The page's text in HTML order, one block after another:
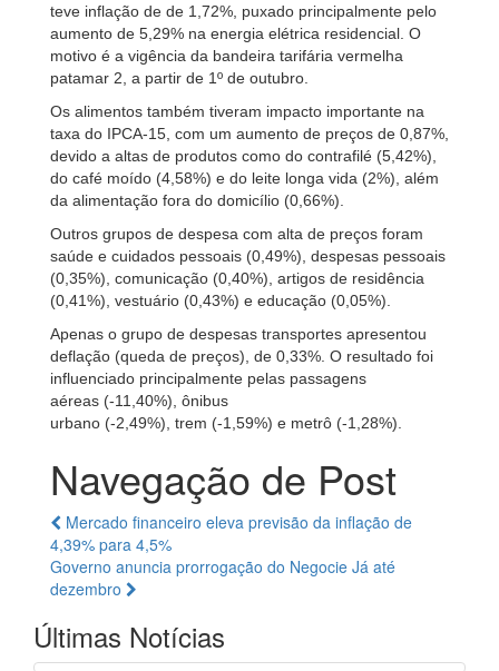
teve inflação de de 1,72%, puxado principalmente pelo
aumento de 5,29% na energia elétrica residencial. O
motivo é a vigência da bandeira tarifária vermelha
patamar 2, a partir de 1º de outubro.
Os alimentos também tiveram impacto importante na
taxa do IPCA-15, com um aumento de preços de 0,87%,
devido a altas de produtos como do contrafilé (5,42%),
do café moído (4,58%) e do leite longa vida (2%), além
da alimentação fora do domicílio (0,66%).
Outros grupos de despesa com alta de preços foram
saúde e cuidados pessoais (0,49%), despesas pessoais
(0,35%), comunicação (0,40%), artigos de residência
(0,41%), vestuário (0,43%) e educação (0,05%).
Apenas o grupo de despesas transportes apresentou
deflação (queda de preços), de 0,33%. O resultado foi
influenciado principalmente pelas passagens
aéreas (-11,40%), ônibus
urbano (-2,49%), trem (-1,59%) e metrô (-1,28%).
Navegação de Post
Mercado financeiro eleva previsão da inflação de
4,39% para 4,5%
Governo anuncia prorrogação do Negocie Já até
dezembro
Últimas Notícias